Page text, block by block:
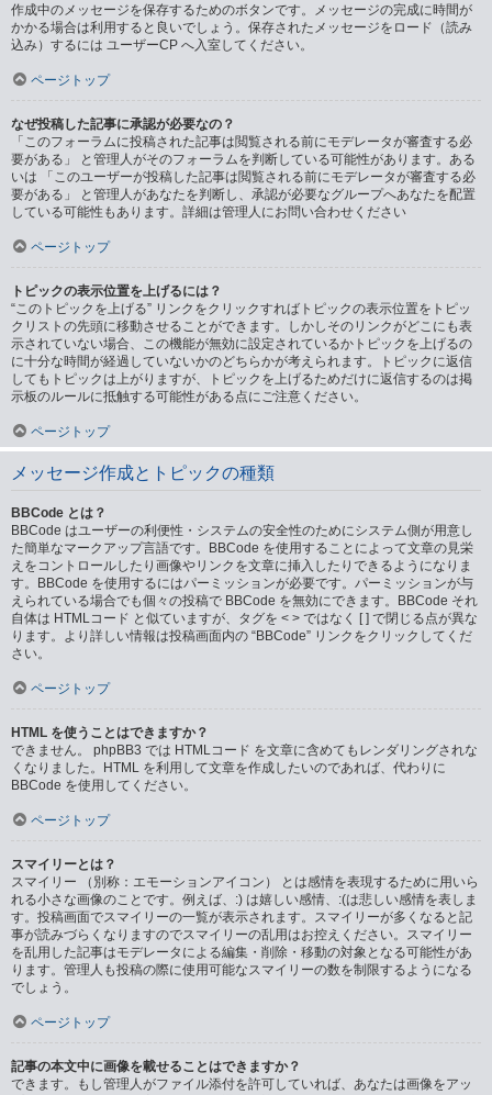
作成中のメッセージを保存するためのボタンです。メッセージの完成に時間が
かかる場合は利用すると良いでしょう。保存されたメッセージをロード（読み
込み）するには ユーザーCP へ入室してください。
ページトップ
なぜ投稿した記事に承認が必要なの？
「このフォーラムに投稿された記事は閲覧される前にモデレータが審査する必
要がある」 と管理人がそのフォーラムを判断している可能性があります。ある
いは 「このユーザーが投稿した記事は閲覧される前にモデレータが審査する必
要がある」 と管理人があなたを判断し、承認が必要なグループへあなたを配置
している可能性もあります。詳細は管理人にお問い合わせください
ページトップ
トピックの表示位置を上げるには？
“このトピックを上げる” リンクをクリックすればトピックの表示位置をトピッ
クリストの先頭に移動させることができます。しかしそのリンクがどこにも表
示されていない場合、この機能が無効に設定されているかトピックを上げるの
に十分な時間が経過していないかのどちらかが考えられます。トピックに返信
してもトピックは上がりますが、トピックを上げるためだけに返信するのは掲
示板のルールに抵触する可能性がある点にご注意ください。
ページトップ
メッセージ作成とトピックの種類
BBCode とは？
BBCode はユーザーの利便性・システムの安全性のためにシステム側が用意し
た簡単なマークアップ言語です。BBCode を使用することによって文章の見栄
えをコントロールしたり画像やリンクを文章に挿入したりできるようになりま
す。BBCode を使用するにはパーミッションが必要です。パーミッションが与
えられている場合でも個々の投稿で BBCode を無効にできます。BBCode それ
自体は HTMLコード と似ていますが、タグを < > ではなく [ ] で閉じる点が異な
ります。より詳しい情報は投稿画面内の “BBCode” リンクをクリックしてくだ
さい。
ページトップ
HTML を使うことはできますか？
できません。 phpBB3 では HTMLコード を文章に含めてもレンダリングされな
くなりました。HTML を利用して文章を作成したいのであれば、代わりに
BBCode を使用してください。
ページトップ
スマイリーとは？
スマイリー （別称：エモーションアイコン） とは感情を表現するために用いら
れる小さな画像のことです。例えば、:) は嬉しい感情、:(は悲しい感情を表しま
す。投稿画面でスマイリーの一覧が表示されます。スマイリーが多くなると記
事が読みづらくなりますのでスマイリーの乱用はお控えください。スマイリー
を乱用した記事はモデレータによる編集・削除・移動の対象となる可能性があ
ります。管理人も投稿の際に使用可能なスマイリーの数を制限するようになる
でしょう。
ページトップ
記事の本文中に画像を載せることはできますか？
できます。もし管理人がファイル添付を許可していれば、あなたは画像をアッ